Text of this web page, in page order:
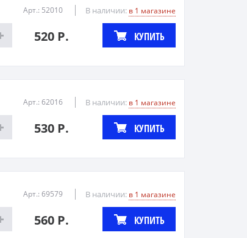
Арт.: 52010 В наличии: в 1 магазине
520 Р. КУПИТЬ
Арт.: 62016 В наличии: в 1 магазине
530 Р. КУПИТЬ
Арт.: 69579 В наличии: в 1 магазине
560 Р. КУПИТЬ